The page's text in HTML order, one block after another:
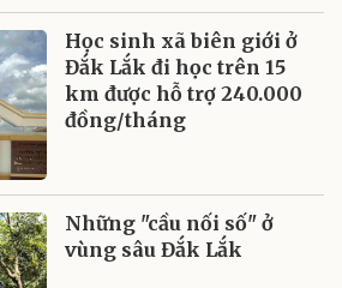
Học sinh xã biên giới ở
Đắk Lắk đi học trên 15
km được hỗ trợ 240.000
đồng/tháng
Những "cầu nối số" ở
vùng sâu Đắk Lắk